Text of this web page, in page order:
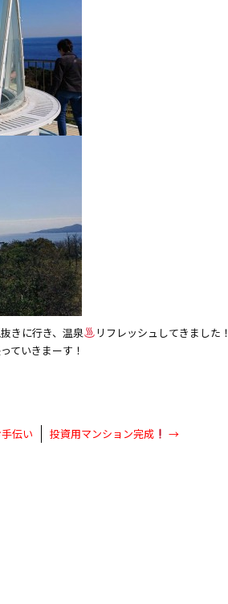
きに行き、温泉
リフレッシュしてきました！
ていきまーす！
伝い 投資用マンション完成 →